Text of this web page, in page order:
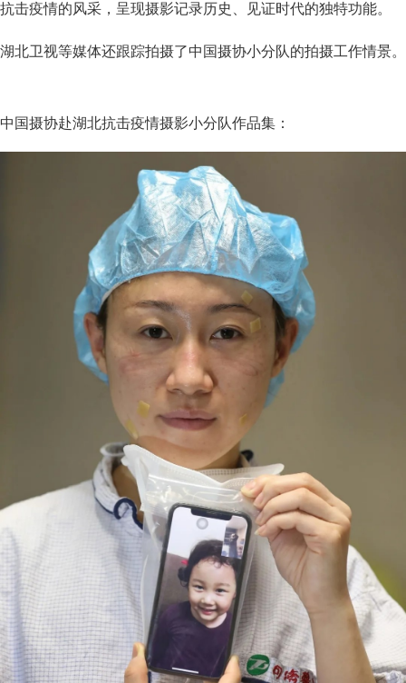
抗击疫情的风采，呈现摄影记录历史、见证时代的独特功能。
湖北卫视等媒体还跟踪拍摄了中国摄协小分队的拍摄工作情景。
中国摄协赴湖北抗击疫情摄影小分队作品集：